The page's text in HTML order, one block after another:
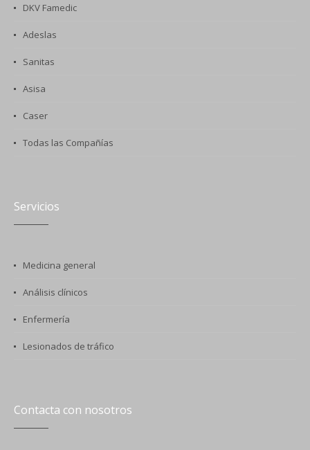
DKV Famedic
Adeslas
Sanitas
Asisa
Caser
Todas las Compañías
Servicios
Medicina general
Análisis clínicos
Enfermería
Lesionados de tráfico
Contacta con nosotros